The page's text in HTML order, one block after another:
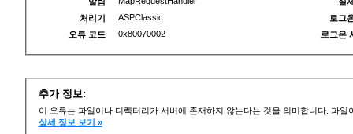
처리기
ASPClassic
오류 코드
0x80070002
로그
로그온
추가 정보:
이 오류는 파일이나 디렉터리가 서버에 존재하지 않는다는 것을 의미합니다. 파
상세 정보 보기 »